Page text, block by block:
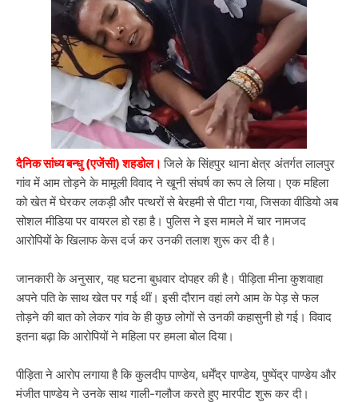
दैनिक सांध्य बन्धु (एजेंसी) शहडोल।जिले के सिंहपुर थाना क्षेत्र अंतर्गत लालपुर
गांव में आम तोड़ने के मामूली विवाद ने खूनी संघर्ष का रूप ले लिया। एक महिला
को खेत में घेरकर लकड़ी और पत्थरों से बेरहमी से पीटा गया, जिसका वीडियो अब
सोशल मीडिया पर वायरल हो रहा है। पुलिस ने इस मामले में चार नामजद
आरोपियों के खिलाफ केस दर्ज कर उनकी तलाश शुरू कर दी है।
जानकारी के अनुसार, यह घटना बुधवार दोपहर की है। पीड़िता मीना कुशवाहा
अपने पति के साथ खेत पर गई थीं। इसी दौरान वहां लगे आम के पेड़ से फल
तोड़ने की बात को लेकर गांव के ही कुछ लोगों से उनकी कहासुनी हो गई। विवाद
इतना बढ़ा कि आरोपियों ने महिला पर हमला बोल दिया।
पीड़िता ने आरोप लगाया है कि कुलदीप पाण्डेय, धर्मेंद्र पाण्डेय, पुष्पेंद्र पाण्डेय और
मंजीत पाण्डेय ने उनके साथ गाली-गलौज करते हुए मारपीट शुरू कर दी।